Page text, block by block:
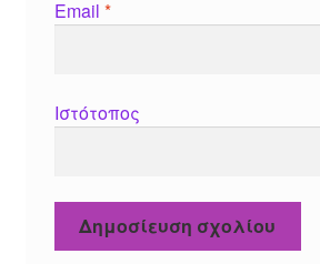
Email *
Ιστότοπος